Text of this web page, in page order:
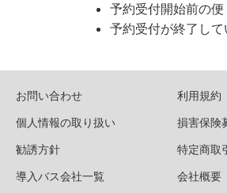
予約受付開始前の便
予約受付が終了して
お問い合わせ
利用規約
個人情報の取り扱い
損害保険
勧誘方針
特定商取
導入バス会社一覧
会社概要